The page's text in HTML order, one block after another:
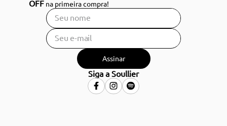
OFF na primeira compra!
Assinar
Siga a Soullier